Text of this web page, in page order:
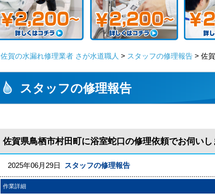
佐賀の水漏れ修理業者 さが水道職人 > スタッフの修理報告 > 佐
スタッフの修理報告
佐賀県鳥栖市村田町に浴室蛇口の修理依頼でお伺いし
2025年06月29日 スタッフの修理報告
作業詳細